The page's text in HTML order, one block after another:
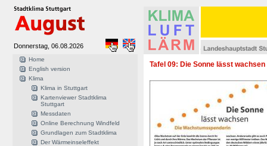
Donnerstag, 06.08.2026
Home
English version
Klima
Klima in Stuttgart
Kartenviewer Stadtklima
Stuttgart
Messdaten
Online Berechnung Windfeld
Grundlagen zum Stadtklima
Der Wärmeinseleffekt
Tafel 09: Die Sonne lässt wachsen